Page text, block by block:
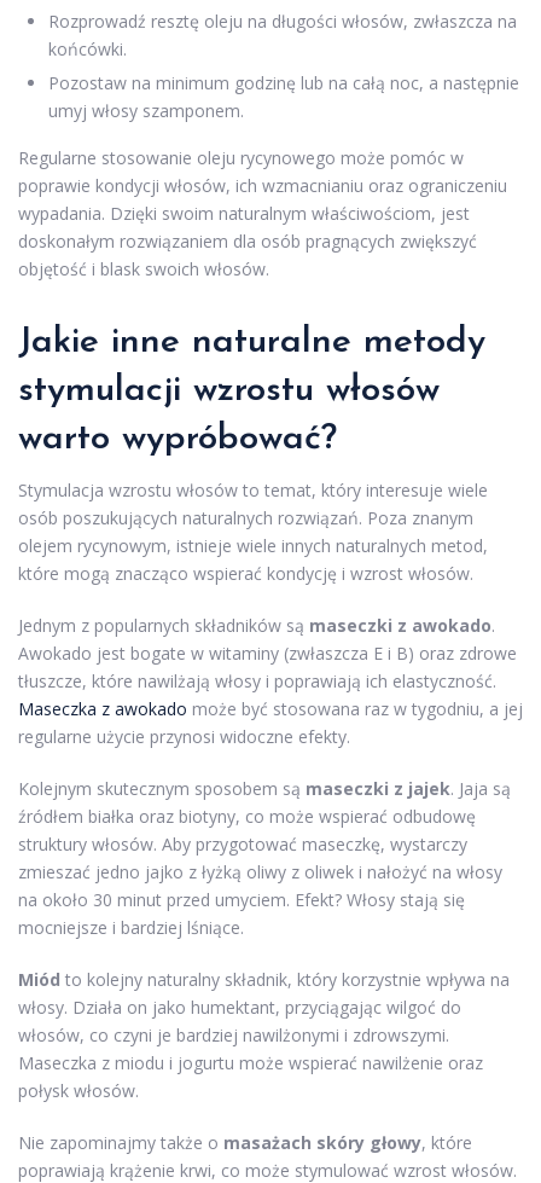
Rozprowadź resztę oleju na długości włosów, zwłaszcza na
końcówki.
Pozostaw na minimum godzinę lub na całą noc, a następnie
umyj włosy szamponem.
Regularne stosowanie oleju rycynowego może pomóc w
poprawie kondycji włosów, ich wzmacnianiu oraz ograniczeniu
wypadania. Dzięki swoim naturalnym właściwościom, jest
doskonałym rozwiązaniem dla osób pragnących zwiększyć
objętość i blask swoich włosów.
Jakie inne naturalne metody
stymulacji wzrostu włosów
warto wypróbować?
Stymulacja wzrostu włosów to temat, który interesuje wiele
osób poszukujących naturalnych rozwiązań. Poza znanym
olejem rycynowym, istnieje wiele innych naturalnych metod,
które mogą znacząco wspierać kondycję i wzrost włosów.
Jednym z popularnych składników są maseczki z awokado.
Awokado jest bogate w witaminy (zwłaszcza E i B) oraz zdrowe
tłuszcze, które nawilżają włosy i poprawiają ich elastyczność.
Maseczka z awokado może być stosowana raz w tygodniu, a jej
regularne użycie przynosi widoczne efekty.
Kolejnym skutecznym sposobem są maseczki z jajek. Jaja są
źródłem białka oraz biotyny, co może wspierać odbudowę
struktury włosów. Aby przygotować maseczkę, wystarczy
zmieszać jedno jajko z łyżką oliwy z oliwek i nałożyć na włosy
na około 30 minut przed umyciem. Efekt? Włosy stają się
mocniejsze i bardziej lśniące.
Miód to kolejny naturalny składnik, który korzystnie wpływa na
włosy. Działa on jako humektant, przyciągając wilgoć do
włosów, co czyni je bardziej nawilżonymi i zdrowszymi.
Maseczka z miodu i jogurtu może wspierać nawilżenie oraz
połysk włosów.
Nie zapominajmy także o masażach skóry głowy, które
poprawiają krążenie krwi, co może stymulować wzrost włosów.